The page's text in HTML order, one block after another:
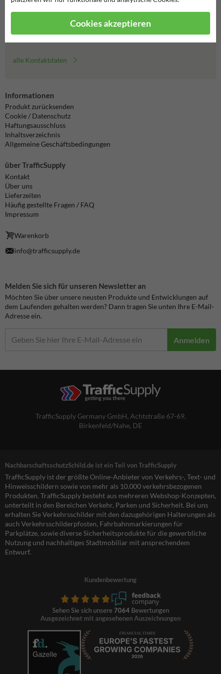
alle Kontaktdaten
Informationen
Produkt zurücksenden
Cookie / Datenschutz
Haftungsausschluss
Inhaltsverzeichnis
Allgemeine Geschäftsbedingungen
über TrafficSupply
Kontakt
Über uns
Lieferzeiten
Häufig gestellte Fragen / FAQ
Impressum
Warenkorb
info@trafficsupply.de
Melden Sie sich für unseren Newsletter an
Möchten Sie über unsere neusten Produkte und Entwicklungen auf
dem Laufenden gehalten werden? Dann tragen Sie unten Ihre E-Mail-
Adresse ein.
Anmelden
TrafficSupply Germany GmbH, Achtstraße 67-69,
Birkenfeld/Nahe, DE
NachbarschaftsschutzSchild.de ist ein Teil von TrafficSupply
TrafficSupply ist der größte Online-Anbieter von Verkehrs-, Text- und
Hinweisschildern sowie von mehr als 10.000 verkehrsbezogenen
Produkten. TrafficSupply besteht aus mehreren Webshop-Konzepten,
unterteilt in den Bereichen Verkehr, Parken und Sicherheit. Bei uns
erhalten Sie Verkehrsschilder mit den dazugehörigen Halterungen als
auch Verkehrsschilderpfosten, Fahrbahnmarkierungen für
Parkplätze, sowie diverse Sicherheitsprodukte für die gewerbliche
Nutzung und nachhaltiges Stadtmobiliar mit ansprechendem
Entwurf.
Kundenbewertung
Sehen Sie sich unsere 7064Bewertungen
Ausgezeichnet mit angesehenen Auszeichnungen
Cookies akzeptieren